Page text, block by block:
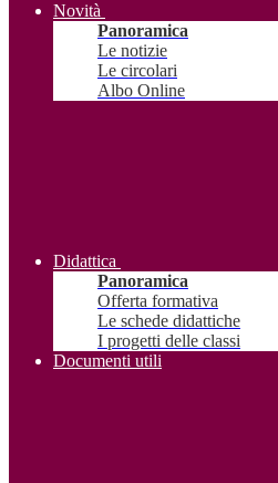
Novità
Panoramica
Le notizie
Le circolari
Albo Online
Didattica
Panoramica
Offerta formativa
Le schede didattiche
I progetti delle classi
Documenti utili